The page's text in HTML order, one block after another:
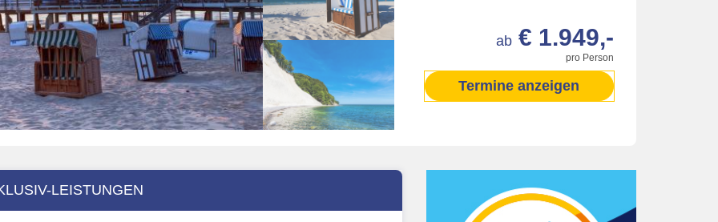
pro Person
ab € 1.949,-
Termine anzeigen
LEISTUNGEN